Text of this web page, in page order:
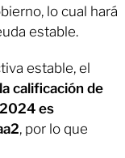
lo cual hará
estable.
estable, el
la calificación de
es
, por lo que